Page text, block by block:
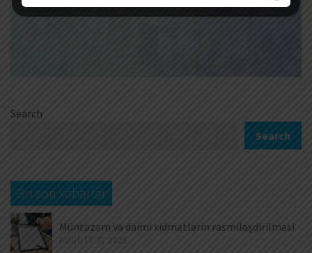
Search
Search
Ən son xəbərlər
Müntəzəm və daimi xidmətlərin rəsmiləşdirilməsi
AUGUST 7, 2026